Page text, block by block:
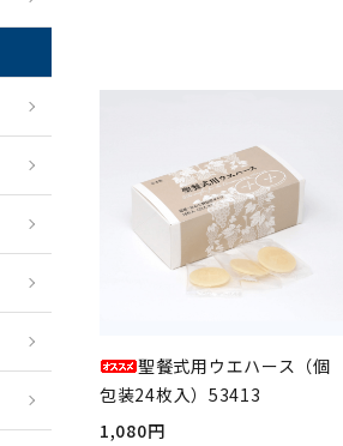
聖餐式用ウエハース（個
包装24枚入）53413
1,080円